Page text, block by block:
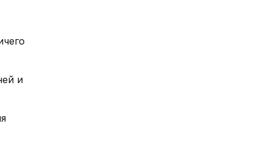
и